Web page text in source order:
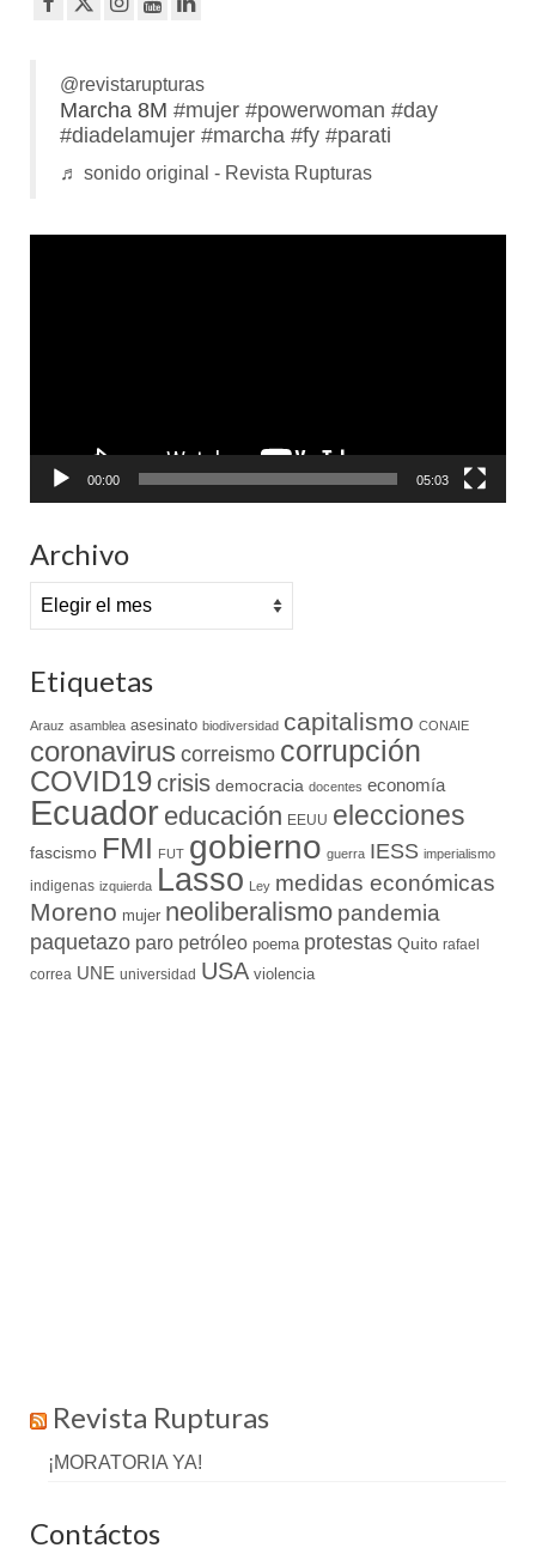
@revistarupturas
Marcha 8M #mujer #powerwoman #day
#diadelamujer #marcha #fy #parati
♬ sonido original - Revista Rupturas
00:00 05:03
Archivo
Archivo
Etiquetas
Arauz asamblea asesinato biodiversidad capitalismo CONAIE
coronavirus correismo corrupción
COVID19crisis democracia docentes economía
Ecuador educación EEUU elecciones
fascismo FMI FUT gobierno guerra IESS imperialismo
indigenas izquierda Lasso Ley medidas económicas
Moreno mujer neoliberalismo pandemia
paquetazo paro petróleo poema protestas Quito rafael
correa UNE universidad USA violencia
Revista Rupturas
¡MORATORIA YA!
Contáctos